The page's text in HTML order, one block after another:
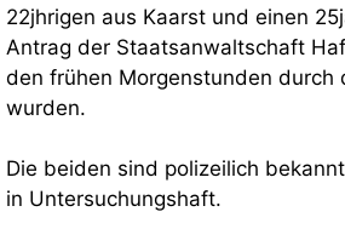
22jhrigen aus Kaarst und einen
Antrag der Staatsanwaltschaft
den frühen Morgenstunden durch
wurden.
Die beiden sind polizeilich
in Untersuchungshaft.